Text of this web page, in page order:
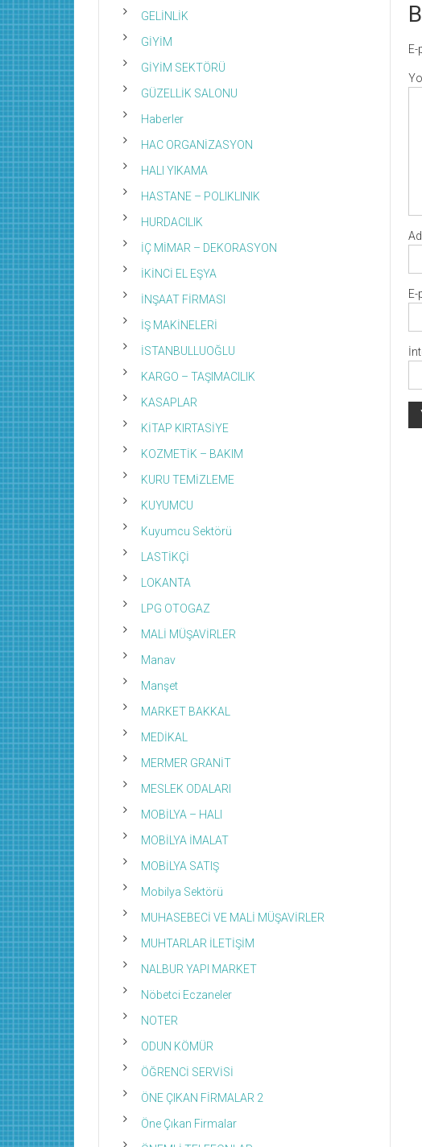
Ad
GELİNLİK
GİYİM
GİYİM SEKTÖRÜ
GÜZELLİK SALONU
Haberler
HAC ORGANİZASYON
HALI YIKAMA
HASTANE – POLIKLINIK
HURDACILIK
İÇ MİMAR – DEKORASYON
İKİNCİ EL EŞYA
İNŞAAT FİRMASI
İŞ MAKİNELERİ
İSTANBULLUOĞLU
KARGO – TAŞIMACILIK
KASAPLAR
KİTAP KIRTASİYE
KOZMETİK – BAKIM
KURU TEMİZLEME
KUYUMCU
Kuyumcu Sektörü
LASTİKÇİ
LOKANTA
LPG OTOGAZ
MALİ MÜŞAVİRLER
Manav
Manşet
MARKET BAKKAL
MEDİKAL
MERMER GRANİT
MESLEK ODALARI
MOBİLYA – HALI
MOBİLYA İMALAT
MOBİLYA SATIŞ
Mobilya Sektörü
MUHASEBECİ VE MALİ MÜŞAVİRLER
MUHTARLAR İLETİŞİM
NALBUR YAPI MARKET
Nöbetci Eczaneler
NOTER
ODUN KÖMÜR
ÖĞRENCİ SERVİSİ
ÖNE ÇIKAN FİRMALAR 2
Öne Çıkan Firmalar